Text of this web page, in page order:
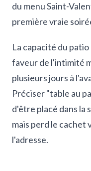
du menu Saint-
première vraie
La capacité du
faveur de l'intimité
plusieurs jours à
Préciser "table au
d'être placé dans la
mais perd le cachet
l'adresse.